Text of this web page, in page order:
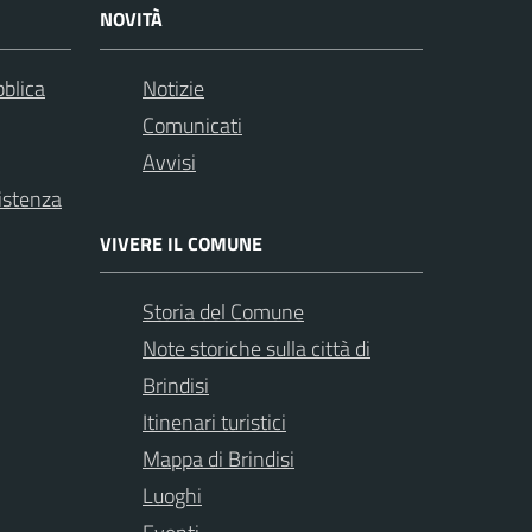
NOVITÀ
Notizie
Comunicati
Avvisi
VIVERE IL COMUNE
Storia del Comune
Note storiche sulla città di
Brindisi
Itinenari turistici
Mappa di Brindisi
Luoghi